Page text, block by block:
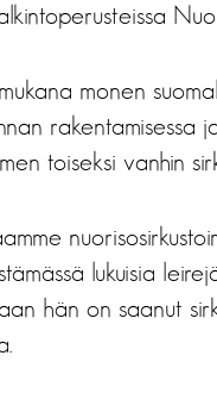
monen
rakentamisessa
toiseksi vanhin
lukuisia
hän on saanut